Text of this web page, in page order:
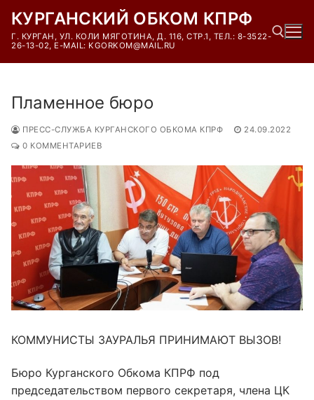
содержимому
КУРГАНСКИЙ ОБКОМ КПРФ
Г. КУРГАН, УЛ. КОЛИ МЯГОТИНА, Д. 116, СТР.1, ТЕЛ.: 8-3522-
26-13-02, E-MAIL: KGORKOM@MAIL.RU
Пламенное бюро
ПРЕСС-СЛУЖБА КУРГАНСКОГО ОБКОМА КПРФ
24.09.2022
0 КОММЕНТАРИЕВ
КОММУНИСТЫ ЗАУРАЛЬЯ ПРИНИМАЮТ ВЫЗОВ!
Бюро Курганского Обкома КПРФ под
председательством первого секретаря, члена ЦК